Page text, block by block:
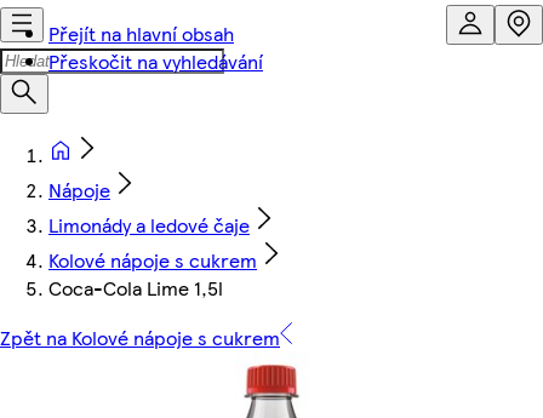
Přejít na hlavní obsah
Přeskočit na vyhledávání
Nápoje
Limonády a ledové čaje
Kolové nápoje s cukrem
Coca-Cola Lime 1,5l
Zpět na Kolové nápoje s cukrem